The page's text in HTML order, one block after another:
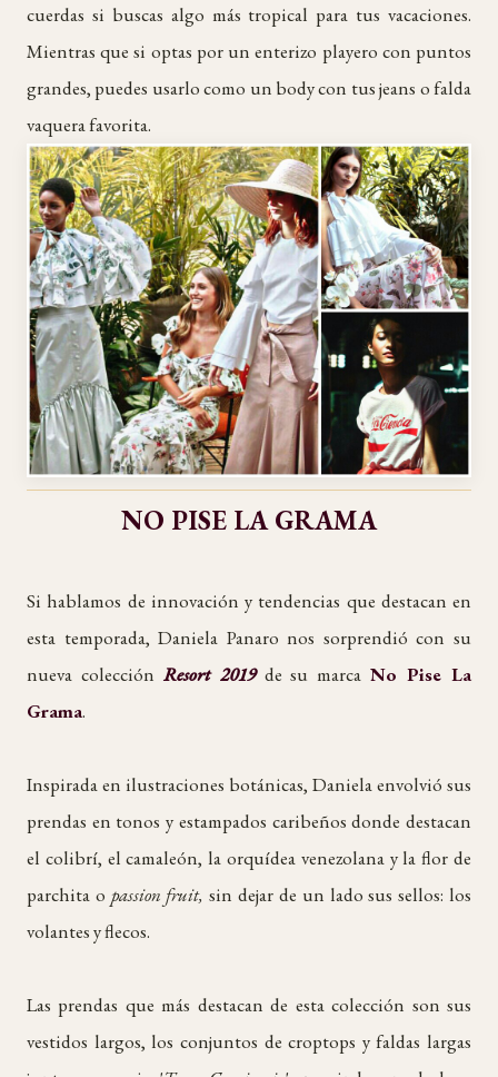
cuerdas si buscas algo más tropical para tus vacaciones.
Mientras que si optas por un enterizo playero con puntos
grandes, puedes usarlo como un body con tus jeans o falda
vaquera favorita.
NO PISE LA GRAMA
Si hablamos de innovación y tendencias que destacan en
esta temporada, Daniela Panaro nos sorprendió con su
nueva colección Resort 2019de su marcaNo Pise La
Grama.
Inspirada en ilustraciones botánicas, Daniela envolvió sus
prendas en tonos y estampados caribeños donde destacan
el colibrí, el camaleón, la orquídea venezolana y la flor de
parchita o passion fruit, sin dejar de un lado sus sellos: los
volantes y flecos.
Las prendas que más destacan de esta colección son sus
vestidos largos, los conjuntos de croptops y faldas largas